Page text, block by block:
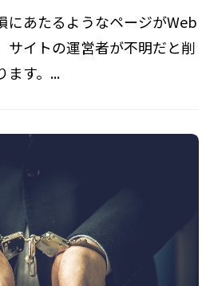
にあたるようなページがWeb
サイトの運営者が不明だと削
ます。...